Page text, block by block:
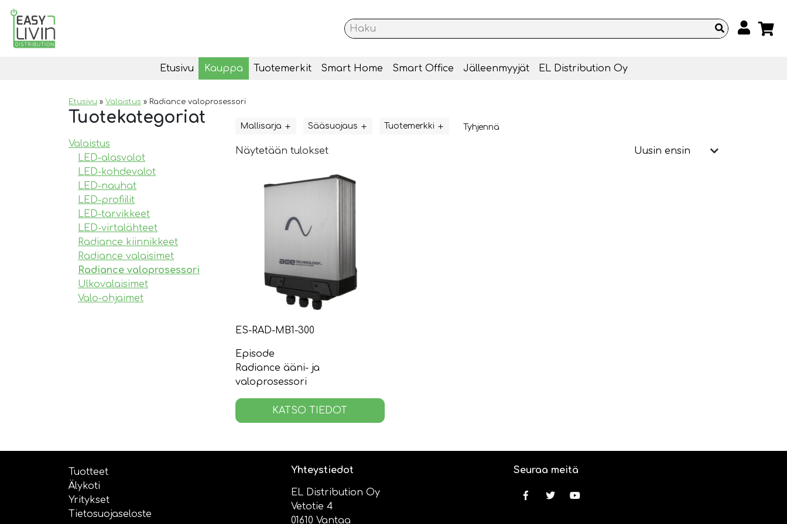
Etusivu Kauppa Tuotemerkit Smart Home Smart Office Jälleenmyyjät EL Distribution Oy
Etusivu » Valaistus » Radiance valoprosessori
Tuotekategoriat
Valaistus
LED-alasvalot
LED-kohdevalot
LED-nauhat
LED-profiilit
LED-tarvikkeet
LED-virtalähteet
Radiance kiinnikkeet
Radiance valaisimet
Radiance valoprosessori
Ulkovalaisimet
Valo-ohjaimet
Mallisarja Sääsuojaus Tuotemerkki Tyhjennä
Näytetään tulokset
ES-RAD-MB1-300
Episode
Radiance ääni- ja
valoprosessori
KATSO TIEDOT
Tuotteet
Älykoti
Yritykset
Tietosuojaseloste
Yhteystiedot
EL Distribution Oy
Vetotie 4
01610 Vantaa
Seuraa meitä